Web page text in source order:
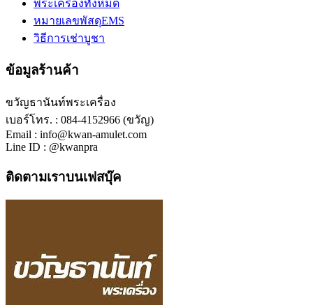
พระเครื่องทั้งหมด
หมายเลขพัสดุEMS
วิธีการเช่าบูชา
ข้อมูลร้านค้า
ขวัญธานันท์พระเครื่อง
เบอร์โทร. : 084-4152966 (ขวัญ)
Email : info@kwan-amulet.com
Line ID : @kwanpra
ติดตามเราบนเฟสบุ๊ค